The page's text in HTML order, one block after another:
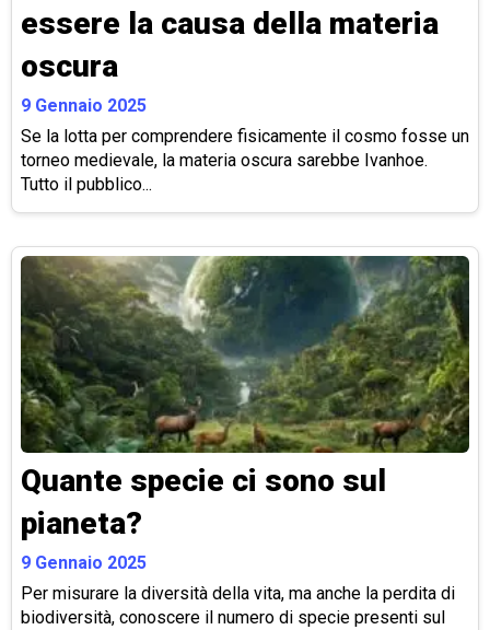
essere la causa della materia
oscura
9 Gennaio 2025
Se la lotta per comprendere fisicamente il cosmo fosse un
torneo medievale, la materia oscura sarebbe Ivanhoe.
Tutto il pubblico...
Quante specie ci sono sul
pianeta?
9 Gennaio 2025
Per misurare la diversità della vita, ma anche la perdita di
biodiversità, conoscere il numero di specie presenti sul